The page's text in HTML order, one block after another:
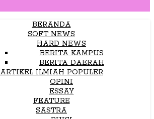
BERANDA
SOFT NEWS
HARD NEWS
BERITA KAMPUS
BERITA DAERAH
ARTIKEL ILMIAH POPULER
OPINI
ESSAY
FEATURE
SASTRA